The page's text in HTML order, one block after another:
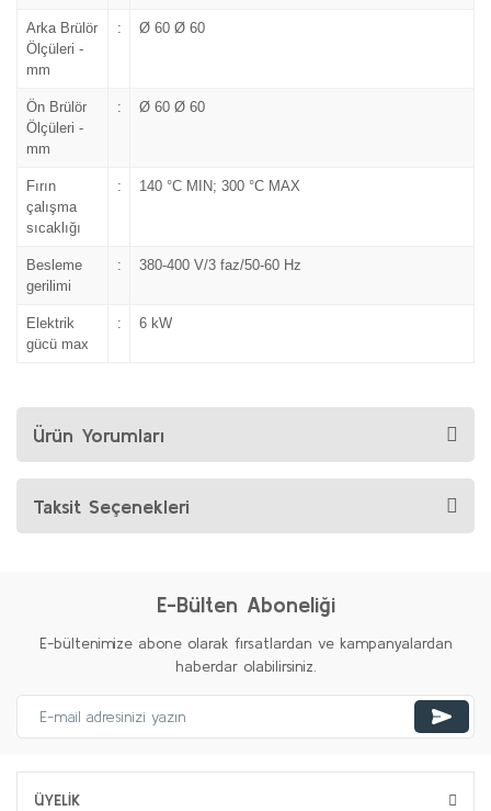
Arka Brülör
Ölçüleri -
mm
: Ø 60 Ø 60
Ön Brülör
Ölçüleri -
mm
: Ø 60 Ø 60
Fırın
çalışma
sıcaklığı
: 140 °C MIN; 300 °C MAX
Besleme
gerilimi
: 380-400 V/3 faz/50-60 Hz
Elektrik
gücü max
: 6 kW
Ürün Yorumları
Taksit Seçenekleri
E-Bülten Aboneliği
E-bültenimize abone olarak fırsatlardan ve kampanyalardan
haberdar olabilirsiniz.
ÜYELİK